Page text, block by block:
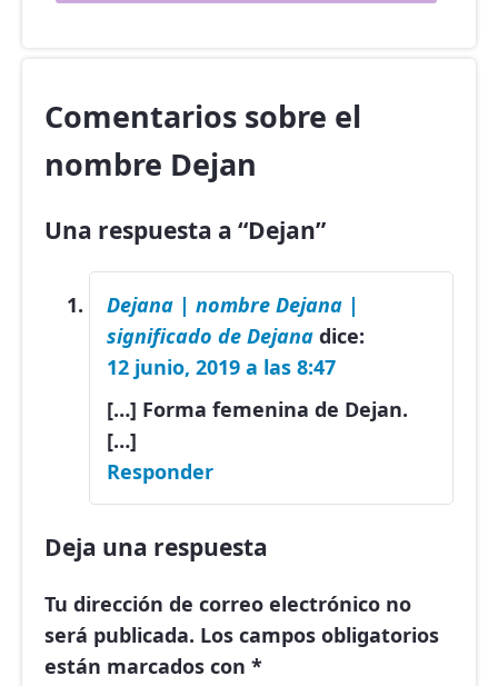
Comentarios sobre el
nombre Dejan
Una respuesta a “Dejan”
Dejana | nombre Dejana |
significado de Dejana dice:
12 junio, 2019 a las 8:47
[…] Forma femenina de Dejan.
[…]
Responder
Deja una respuesta
Tu dirección de correo electrónico no
será publicada. Los campos obligatorios
están marcados con *